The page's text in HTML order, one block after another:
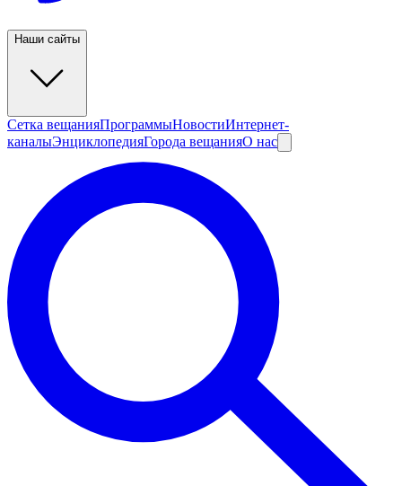
Наши сайты
Сетка вещанияПрограммыНовостиИнтернет-
каналыЭнциклопедияГорода вещанияО нас